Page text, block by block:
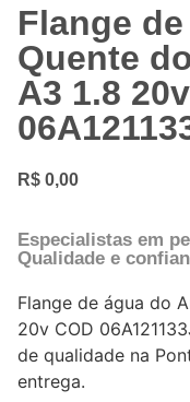
Flange
Quente
A3 1.8
R$ 0,00
Especialistas em
Qualidade e
Flange de água do
20v COD
de qualidade na
entrega.